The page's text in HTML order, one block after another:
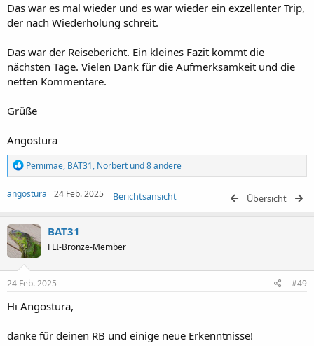
Das war es mal wieder und es war wieder ein exzellenter Trip,
der nach Wiederholung schreit.
Das war der Reisebericht. Ein kleines Fazit kommt die
nächsten Tage. Vielen Dank für die Aufmerksamkeit und die
netten Kommentare.
Grüße
Angostura
R
e
a
k
t
o
n
e
n
Pemimae, BAT31, Norbert und 8 andere
angostura 24 Feb. 2025 Berichtsansicht Übersicht
BAT31
FLI-Bronze-Member
24 Feb. 2025 #49
Hi Angostura,
danke für deinen RB und einige neue Erkenntnisse!